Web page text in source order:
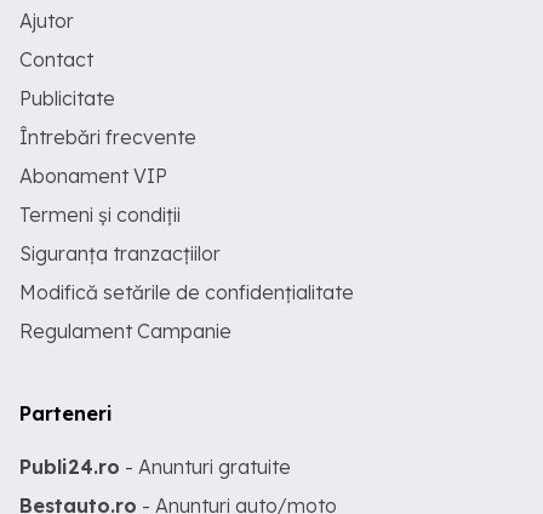
Ajutor
Contact
Publicitate
Întrebări frecvente
Abonament VIP
Termeni și condiții
Siguranța tranzacțiilor
Modifică setările de confidențialitate
Regulament Campanie
Parteneri
Publi24.ro - Anunturi gratuite
Bestauto.ro - Anunturi auto/moto